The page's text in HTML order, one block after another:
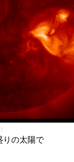
りの太陽で